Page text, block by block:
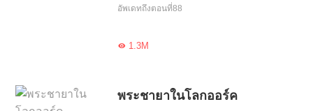
อัพเดทถึงตอนที่88
1.3M
พระชายาในโลกออร์ค